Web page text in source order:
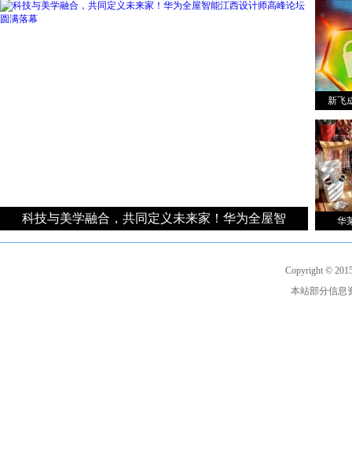
科技与美学融合，共同定义未来家！华为全屋智
新飞
华
Copyright ©
本站部分信息